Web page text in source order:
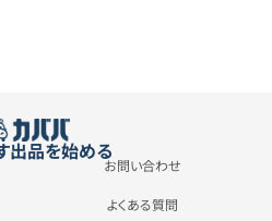
出品を始める
お問い合わせ
よくある質問